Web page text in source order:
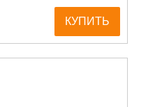
КУПИТЬ